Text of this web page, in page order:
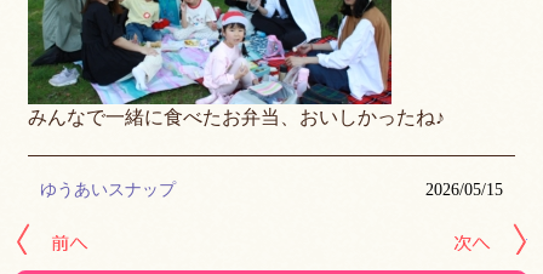
みんなで一緒に食べたお弁当、おいしかったね♪
ゆうあいスナップ 2026/05/15